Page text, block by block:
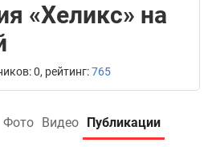
«Хеликс» на
0, рейтинг:765
Фото Видео Публикации